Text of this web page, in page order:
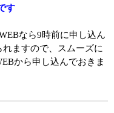
す
なら9時前に申し込ん
ますので、スムーズに
から申し込んでおきま